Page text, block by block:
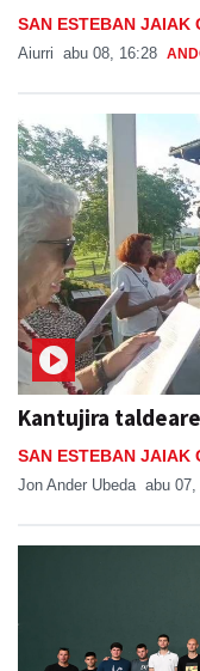
SAN ESTEBAN JAIAK
Aiurri abu 08, 16:28
Kantujira
SAN ESTEBAN JAIAK
Jon Ander Ubeda abu 07,